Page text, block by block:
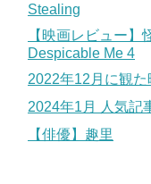
Stealing
【映画レビュー
Despicable Me 4
2022年12月に観た
2024年1月 人気記
【俳優】趣里